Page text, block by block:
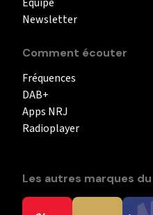
Newsletter
Comment écouter
Fréquences
DAB+
Apps NRJ
Radioplayer
Les autres marques